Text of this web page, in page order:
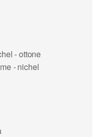
- ottone
- nichel